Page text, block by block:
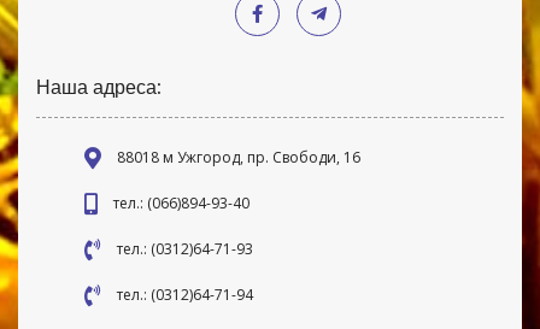
Наша адреса:
88018 м Ужгород, пр. Свободи, 16
тел.: (066)894-93-40
тел.: (0312)64-71-93
тел.: (0312)64-71-94